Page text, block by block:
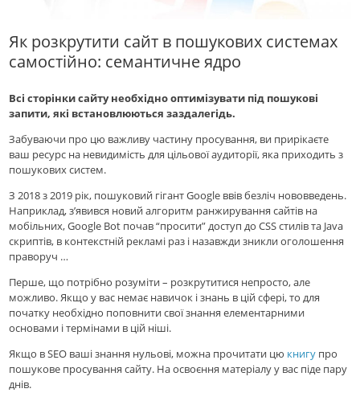
Як розкрутити сайт в пошукових системах
самостійно: семантичне ядро
Всі сторінки сайту необхідно оптимізувати під пошукові
запити, які встановлюються заздалегідь.
Забуваючи про цю важливу частину просування, ви прирікаєте
ваш ресурс на невидимість для цільової аудиторії, яка приходить з
пошукових систем.
З 2018 з 2019 рік, пошуковий гігант Google ввів безліч нововведень.
Наприклад, з’явився новий алгоритм ранжирування сайтів на
мобільних, Google Bot почав “просити” доступ до CSS стилів та Java
скриптів, в контекстній рекламі раз і назавжди зникли оголошення
праворуч …
Перше, що потрібно розуміти – розкрутитися непросто, але
можливо. Якщо у вас немає навичок і знань в цій сфері, то для
початку необхідно поповнити свої знання елементарними
основами і термінами в цій ніші.
Якщо в SEO ваші знання нульові, можна прочитати цю книгу про
пошукове просування сайту. На освоєння матеріалу у вас піде пару
днів.